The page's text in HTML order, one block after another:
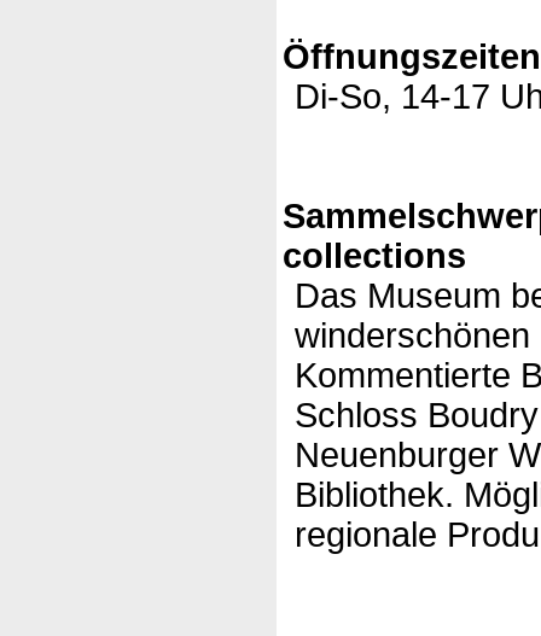
Di-So, 14-17
collections
Das Museum
Kommentierte
Schloss
Neuenburger
Bibliothek.
regionale